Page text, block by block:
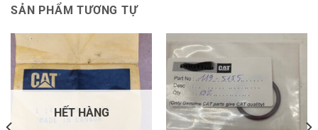
SẢN PHẨM TƯƠNG TỰ
HẾT HÀNG